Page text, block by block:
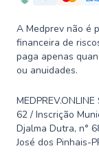
A Medprev não é
financeira de
paga apenas
ou anuidades.
62 / Inscrição
Djalma Dutra, n°
José dos Pinhais-